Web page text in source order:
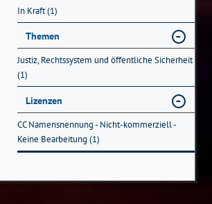
In Kraft (1)
Themen
Justiz, Rechtssystem und öffentliche Sicherheit
(1)
Lizenzen
CC Namensnennung - Nicht-kommerziell -
Keine Bearbeitung (1)